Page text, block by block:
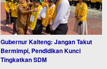
Gubernur Kalteng: Jangan Takut
Bermimpi, Pendidikan Kunci
Tingkatkan SDM